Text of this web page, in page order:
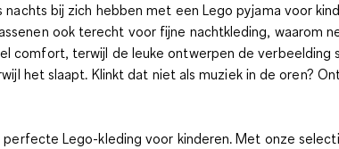
nachts bij zich hebben met een Lego pyjama voor
ook terecht voor fijne nachtkleding,
comfort, terwijl de leuke ontwerpen de
het slaapt. Klinkt dat niet als muziek in de oren?
Lego-kleding voor kinderen. Met onze